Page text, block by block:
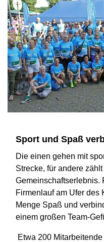
Sport und Spaß
Die einen gehen mit
Strecke, für andere
Gemeinschaftserlebnis.
Firmenlauf am Ufer des
Menge Spaß und
einem großen Team-
Etwa 200